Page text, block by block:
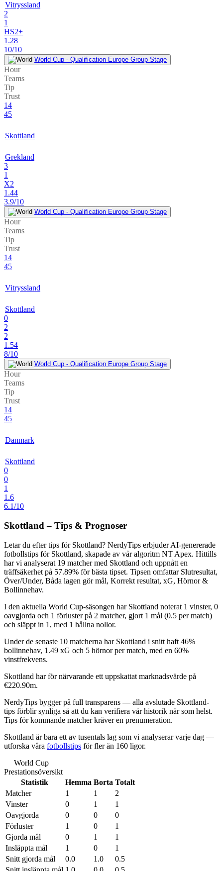
Vitryssland
2
1
HS2+
1.28
10/10
World Cup - Qualification Europe Group Stage
Hour
Teams
Tip
Trust
14
45
Skottland
Grekland
3
1
X2
1.44
3.9/10
World Cup - Qualification Europe Group Stage
Hour
Teams
Tip
Trust
14
45
Vitryssland
Skottland
0
2
2
1.54
8/10
World Cup - Qualification Europe Group Stage
Hour
Teams
Tip
Trust
14
45
Danmark
Skottland
0
0
1
1.6
6.1/10
Skottland – Tips & Prognoser
Letar du eftertips för Skottland? NerdyTips erbjuder AI-genererade
fotbollstips för Skottland, skapade av vår algoritm NT Apex. Hittills
har vi analyserat 19 matchermed Skottland och uppnått en
träffsäkerhet på 57.89% för bästa tipset. Tipsen omfattar Slutresultat,
Över/Under, Båda lagen gör mål, Korrekt resultat, xG, Hörnor &
Bollinnehav.
I den aktuella World Cup-säsongen har Skottland noterat 1 vinster, 0
oavgjorda och 1 förlusterpå 2 matcher, gjort 1 mål (0.5 per match)
och släppt in 1, med 1 hållna nollor.
Under de senaste 10 matcherna har Skottland i snitt haft 46%
bollinnehav, 1.49 xG och 5 hörnorper match, med en 60%
vinstfrekvens.
Skottland har för närvarande ett uppskattat marknadsvärde på
€220.90m.
NerdyTips bygger på full transparens — alla avslutade Skottland-
tips förblir synliga så att du kan verifiera vår historik när som helst.
Tips för kommande matcher kräver en prenumeration.
Skottland är bara ett av tusentals lag som vi analyserar varje dag —
utforska våra fotbollstips för fler än 160 ligor.
World Cup
Prestationsöversikt
Statistik
Hemma Borta Totalt
Matcher
1 1
2
Vinster
0 1
1
Oavgjorda
0 0
0
Förluster
1 0
1
Gjorda mål
0 1
1
Insläppta mål
1 0
1
Snitt gjorda mål
0.0 1.0
0.5